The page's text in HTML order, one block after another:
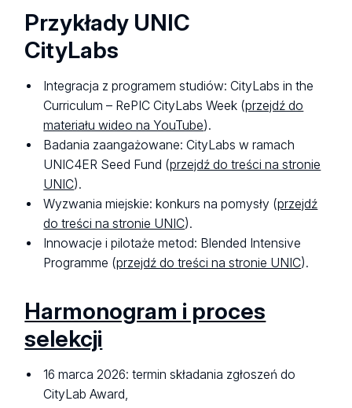
Przykłady UNIC
CityLabs
Integracja z programem studiów: CityLabs in the
Curriculum – RePIC CityLabs Week (przejdź do
materiału wideo na YouTube).
Badania zaangażowane: CityLabs w ramach
UNIC4ER Seed Fund (przejdź do treści na stronie
UNIC).
Wyzwania miejskie: konkurs na pomysły (przejdź
do treści na stronie UNIC).
Innowacje i pilotaże metod: Blended Intensive
Programme (przejdź do treści na stronie UNIC).
Harmonogram i proces
selekcji
16 marca 2026: termin składania zgłoszeń do
CityLab Award,